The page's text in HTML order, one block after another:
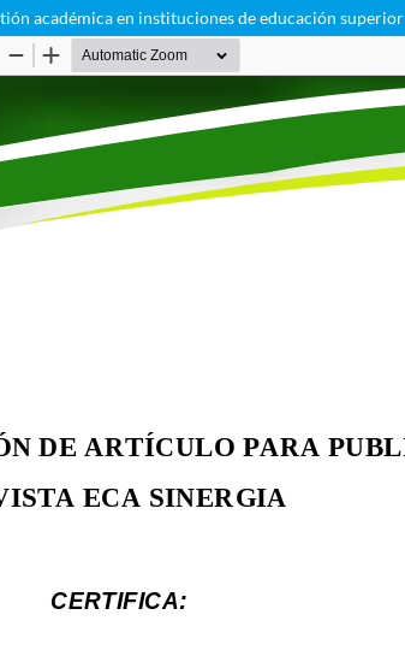
académica en instituciones de educación superior